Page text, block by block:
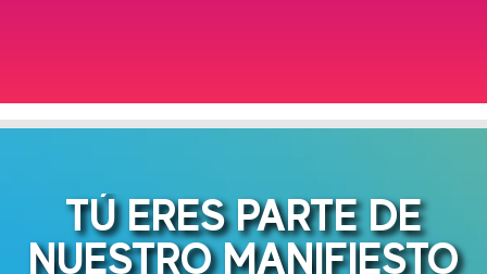
TÚ ERES PARTE DE
NUESTRO MANIFIESTO